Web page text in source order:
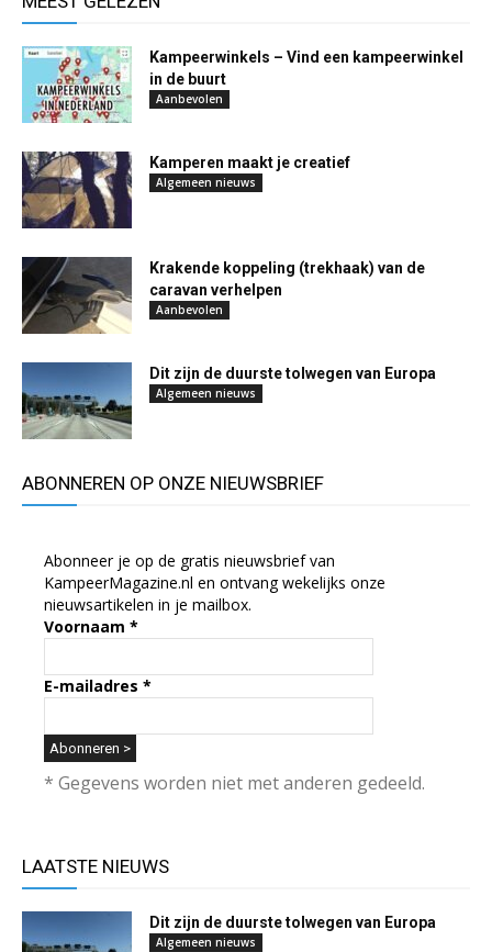
Kampeerwinkels – Vind een kampeerwinkel
in de buurt
Aanbevolen
Kamperen maakt je creatief
Algemeen nieuws
Krakende koppeling (trekhaak) van de
caravan verhelpen
Aanbevolen
Dit zijn de duurste tolwegen van Europa
Algemeen nieuws
ABONNEREN OP ONZE NIEUWSBRIEF
Abonneer je op de gratis nieuwsbrief van
KampeerMagazine.nl en ontvang wekelijks onze
nieuwsartikelen in je mailbox.
Voornaam *
E-mailadres *
* Gegevens worden niet met anderen gedeeld.
LAATSTE NIEUWS
Dit zijn de duurste tolwegen van Europa
Algemeen nieuws